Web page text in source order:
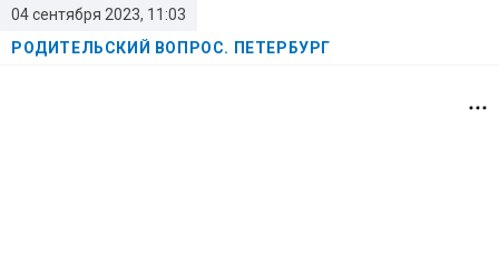
04 сентября 2023, 11:03
РОДИТЕЛЬСКИЙ ВОПРОС. ПЕТЕРБУРГ